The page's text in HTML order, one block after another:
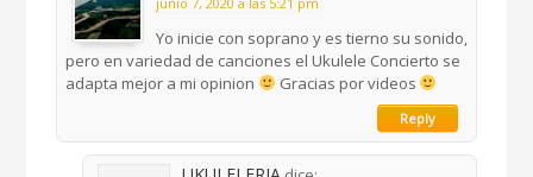
Yo inicie con soprano y es tierno su sonido,
pero en variedad de canciones el Ukulele Concierto se
adapta mejor a mi opinion
Gracias por videos
Reply